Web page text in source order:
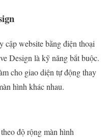
cập website bằng điện thoại
Design là kỹ năng bắt buộc.
cho giao diện tự động thay
hình khác nhau.
độ rộng màn hình